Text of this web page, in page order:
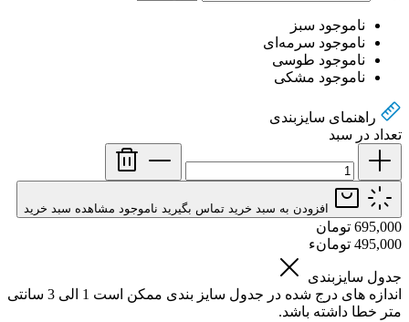
ناموجود سبز
ناموجود سرمه‌ای
ناموجود طوسی
ناموجود مشکی
راهنمای سایز‌بندی
تعداد در سبد
افزودن به سبد خرید تماس بگیرید ناموجود مشاهده سبد خرید
695,000 تومان
495,000 تومانء
جدول سایزبندی
اندازه های درج شده در جدول سایز بندی ممکن است 1 الی 3 سانتی
متر خطا داشته باشد.